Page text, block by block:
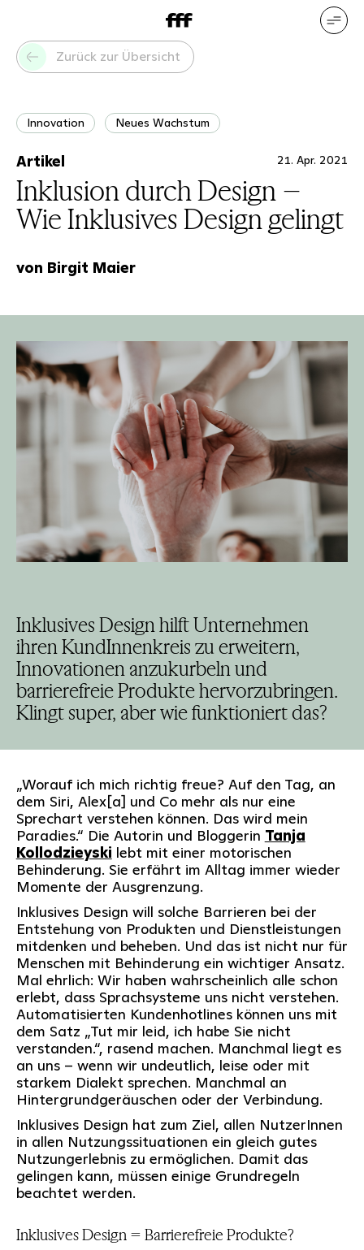
Unsere Leistungen
ReferenzenWer wir sind
DE EN
Zurück zur Übersicht
Innovation Neues Wachstum
Artikel 21. Apr. 2021
Inklusion durch Design –
Wie Inklusives Design gelingt
von Birgit Maier
Inklusives Design hilft Unternehmen
ihren KundInnenkreis zu erweitern,
Innovationen anzukurbeln und
barrierefreie Produkte hervorzubringen.
Klingt super, aber wie funktioniert das?
„Worauf ich mich richtig freue? Auf den Tag, an
dem Siri, Alex[a] und Co mehr als nur eine
Sprechart verstehen können. Das wird mein
Paradies.“ Die Autorin und Bloggerin Tanja
Kollodzieyski lebt mit einer motorischen
Behinderung. Sie erfährt im Alltag immer wieder
Momente der Ausgrenzung.
Inklusives Design will solche Barrieren bei der
Entstehung von Produkten und Dienstleistungen
mitdenken und beheben. Und das ist nicht nur für
Menschen mit Behinderung ein wichtiger Ansatz.
Mal ehrlich: Wir haben wahrscheinlich alle schon
erlebt, dass Sprachsysteme uns nicht verstehen.
Automatisierten Kundenhotlines können uns mit
dem Satz „Tut mir leid, ich habe Sie nicht
verstanden.“, rasend machen. Manchmal liegt es
an uns – wenn wir undeutlich, leise oder mit
starkem Dialekt sprechen. Manchmal an
Hintergrundgeräuschen oder der Verbindung.
Inklusives Design hat zum Ziel, allen NutzerInnen
in allen Nutzungssituationen ein gleich gutes
Nutzungerlebnis zu ermöglichen. Damit das
gelingen kann, müssen einige Grundregeln
beachtet werden.
Inklusives Design = Barrierefreie Produkte?